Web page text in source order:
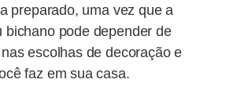
preparado, uma vez que a
bichano pode depender de
escolhas de decoração e
faz em sua casa.